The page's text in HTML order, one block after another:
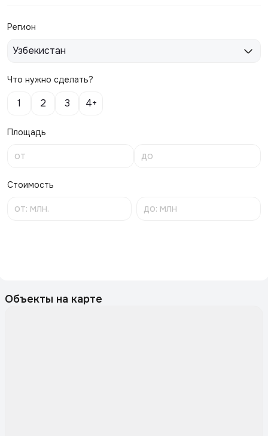
Регион
Узбекистан
Что нужно сделать?
1 2 3 4+
Площадь
Стоимость
Объекты на карте